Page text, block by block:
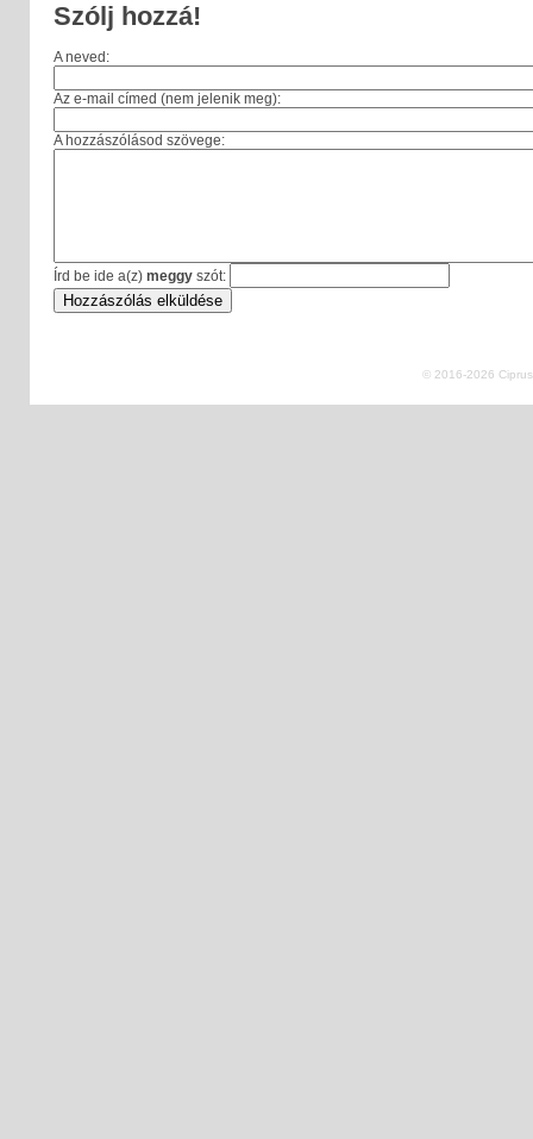
Szólj hozzá!
A neved:
Az e-mail címed (nem jelenik meg):
A hozzászólásod szövege:
Írd be ide a(z) meggy szót:
© 2016-2026